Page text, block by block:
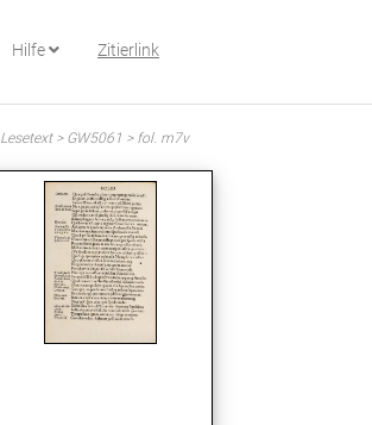
Hilfe Zitierlink
Lesetext > GW5061 > fol. m7v